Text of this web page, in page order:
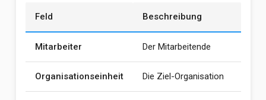
Feld Beschreibung
Mitarbeiter Der Mitarbeitende
Organisationseinheit Die Ziel-Organisation